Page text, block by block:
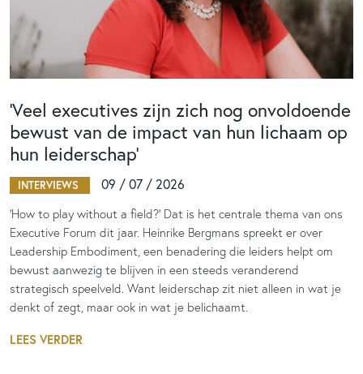
‘Veel executives zijn zich nog onvoldoende
bewust van de impact van hun lichaam op
hun leiderschap’
INTERVIEWS 09 / 07 / 2026
‘How to play without a field?’ Dat is het centrale thema van ons
Executive Forum dit jaar. Heinrike Bergmans spreekt er over
Leadership Embodiment, een benadering die leiders helpt om
bewust aanwezig te blijven in een steeds veranderend
strategisch speelveld. Want leiderschap zit niet alleen in wat je
denkt of zegt, maar ook in wat je belichaamt.
LEES VERDER